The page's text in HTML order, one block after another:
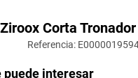
Corta
Referencia:
puede interesar